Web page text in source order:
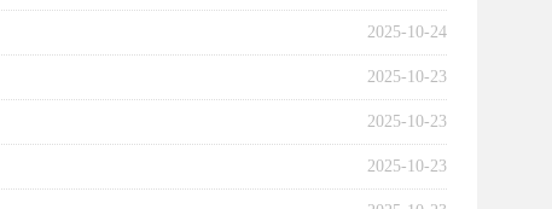
2025-10-24
2025-10-23
2025-10-23
2025-10-23